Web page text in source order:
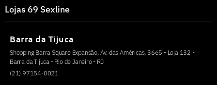
Lojas 69 Sexline
Barra da Tijuca
Shopping Barra Square Expansão, Av. das Américas, 3665 - Loja 132 -
Barra da Tijuca - Rio de Janeiro - RJ
(21) 97154-0021